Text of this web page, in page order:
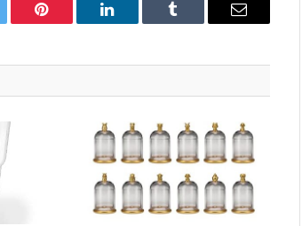
Pinterest LinkedIn Tumblr Email